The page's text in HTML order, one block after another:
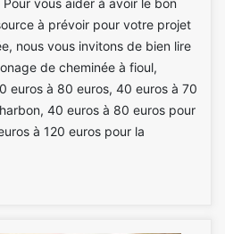
à prévoir pour votre projet
nous vous invitons de bien lire
de cheminée à fioul,
euros à 80 euros, 40 euros à 70
40 euros à 80 euros pour
à 120 euros pour la